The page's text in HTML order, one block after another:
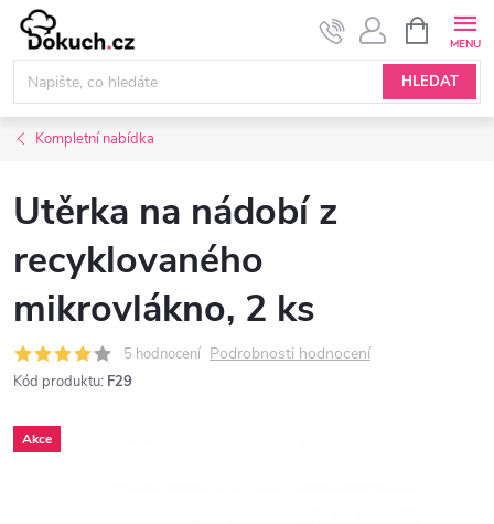
Přejít
obsah
HLEDAT
NÁKUPNÍ
KOŠÍK
Kompletní nabídka
Utěrka na nádobí z
recyklovaného
mikrovlákno, 2 ks
5 hodnocení Podrobnosti hodnocení
Kód produktu: F29
Akce